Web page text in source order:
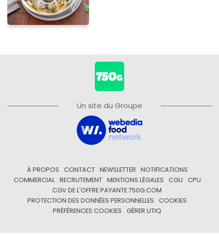
Un site du Groupe
À PROPOS CONTACT NEWSLETTER
NOTIFICATIONS
COMMERCIAL
RECRUTEMENT MENTIONS LÉGALES CGU
CPU
CGV DE L'OFFRE PAYANTE 750G.COM
PROTECTION DES DONNÉES PERSONNELLES
COOKIES
PRÉFÉRENCES COOKIES
GÉRER UTIQ